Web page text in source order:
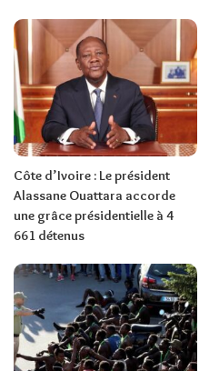
Côte d’Ivoire : Le président
Alassane Ouattara accorde
une grâce présidentielle à 4
661 détenus